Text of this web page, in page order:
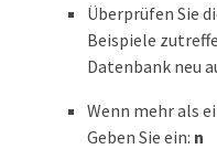
Überprüfen Sie
Beispiele
Datenbank neu
Wenn mehr als
Geben Sie ein: n